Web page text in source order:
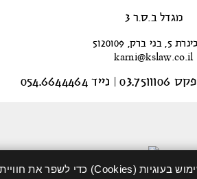
מגדל ב.ס.ר 3
|נייד 054.6644464
אתר זה עושה שימוש בעוגיות (Cookies) כדי לשפר את חוויית